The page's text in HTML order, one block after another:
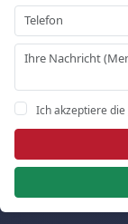
Ich akzeptiere die